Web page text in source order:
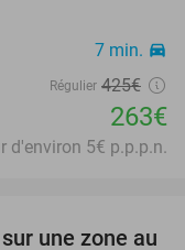
7 min. directions_car
Régulier 425€
263€
d'environ 5€ p.p.p.n.
une zone au